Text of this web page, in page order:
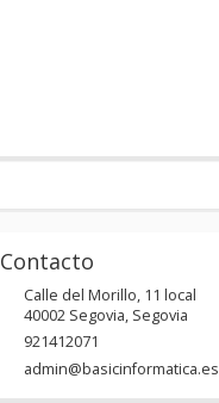
Contacto
Calle del Morillo, 11 local
40002 Segovia, Segovia
921412071
admin@basicinformatica.es